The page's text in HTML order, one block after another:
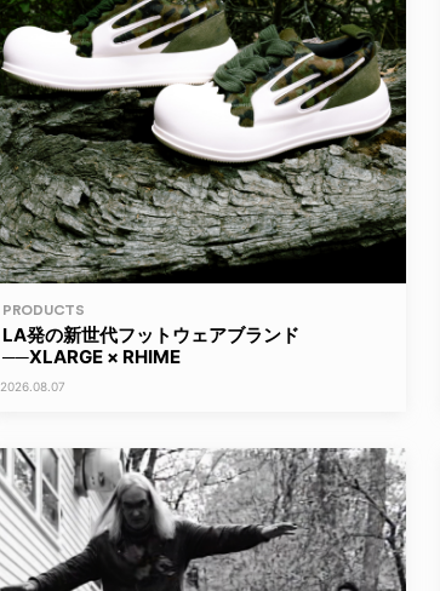
PRODUCTS
LA発の新世代フットウェアブランド
──XLARGE × RHIME
2026.08.07